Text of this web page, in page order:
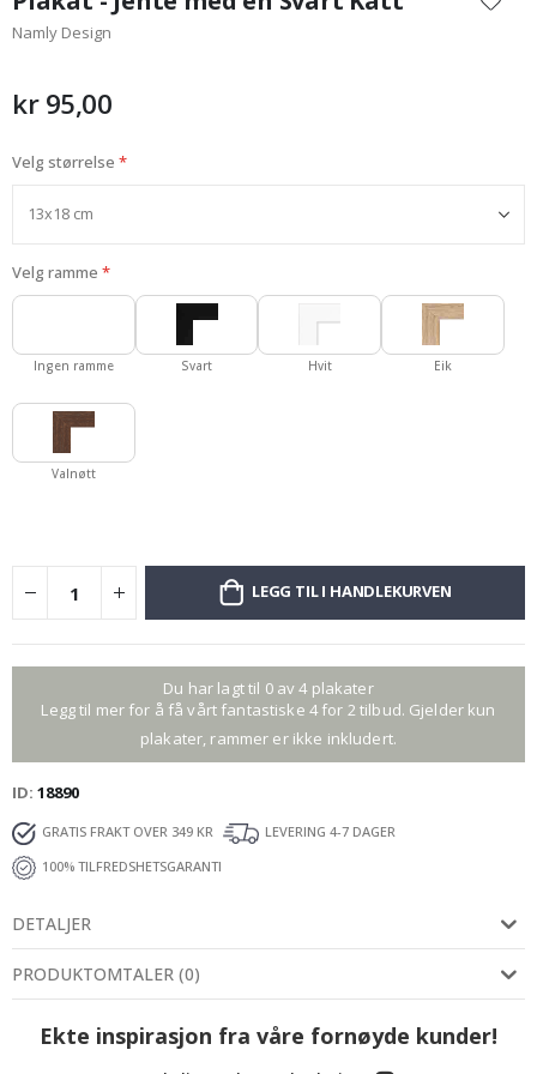
begynnelsen
av
Namly Design
kr 95,00
Velg størrelse
Velg ramme
Ingen ramme Svart Hvit Eik
Valnøtt
LEGG TIL I HANDLEKURVEN
Du har lagt til 0 av 4 plakater
Legg til mer for å få vårt fantastiske 4 for 2 tilbud. Gjelder kun
plakater, rammer er ikke inkludert.
ID 18890
GRATIS FRAKT OVER 349 KR
LEVERING 4-7 DAGER
100% TILFREDSHETSGARANTI
DETALJER
PRODUKTOMTALER (0)
Ekte inspirasjon fra våre fornøyde kunder!